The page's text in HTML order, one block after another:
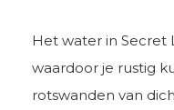
Het water in Secret
waardoor je rustig
rotswanden van